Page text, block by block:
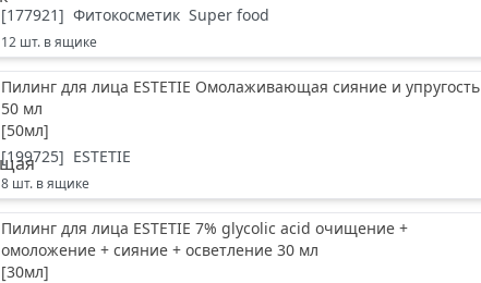
[177921] Фитокосметик Super food
12 шт. в ящике
Пилинг для лица ESTETIE Омолаживающая сияние и упругость
50 мл
[50мл]
[199725] ESTETIE
8 шт. в ящике
Пилинг для лица ESTETIE 7% glycolic acid очищение +
омоложение + сияние + осветление 30 мл
[30мл]